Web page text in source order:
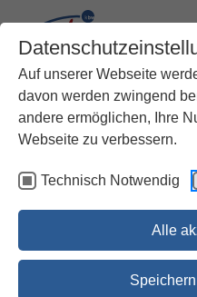
Auf unserer Webseite
davon werden zwingend
andere ermöglichen, Ihre
Webseite zu verbessern.
Technisch Notwendig
Alle